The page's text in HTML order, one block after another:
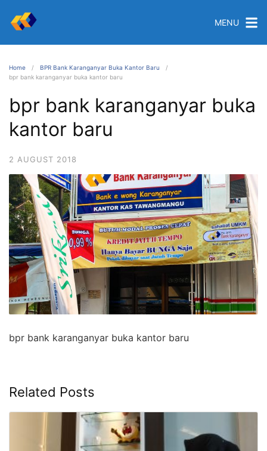
MENU
Home
BPR Bank Karanganyar Buka Kantor Baru
bpr bank karanganyar buka kantor baru
bpr bank karanganyar buka
kantor baru
2 AUGUST 2018
bpr bank karanganyar buka kantor baru
Related Posts